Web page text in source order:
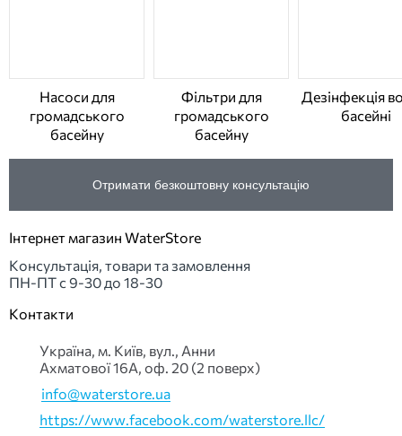
Насоси для
громадського
басейну
Фільтри для
громадського
басейну
Дезінфекція
басейні
Отримати безкоштовну консультацію
Інтернет магазин WaterStore
Консультація, товари та замовлення
ПН-ПТ с 9-30 до 18-30
Контакти
Українa, м. Київ, вул., Анни
Ахматової 16А, оф. 20 (2 поверх)
info@waterstore.ua
https://www.facebook.com/waterstore.llc/